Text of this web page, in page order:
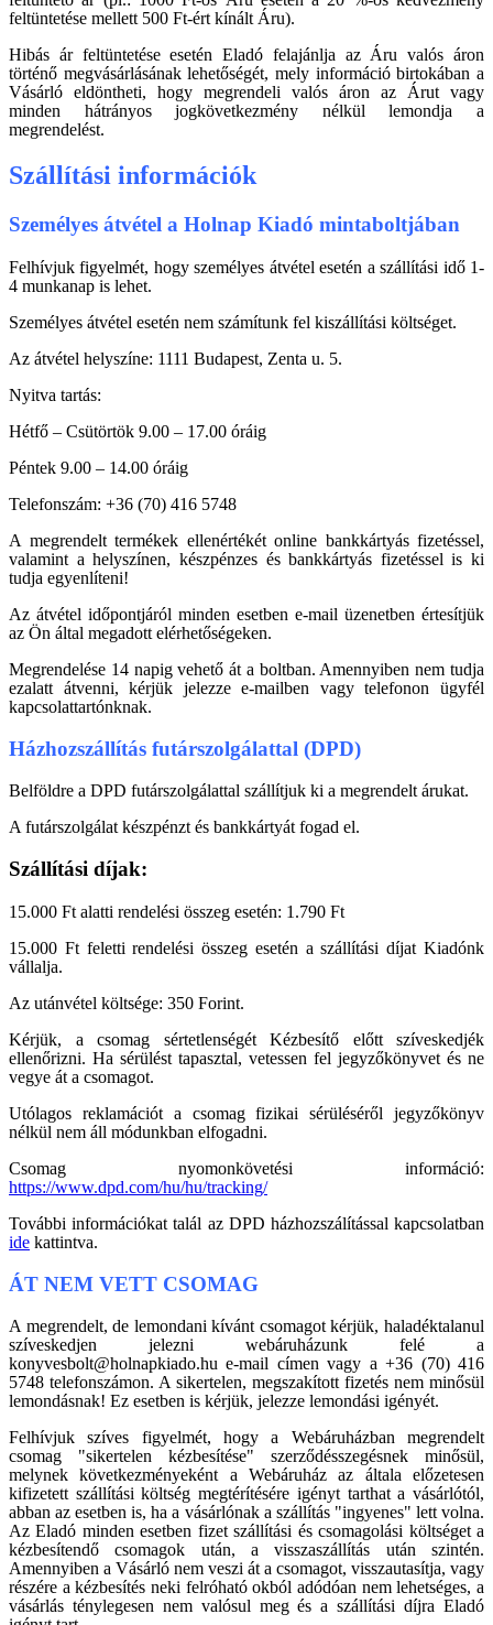
feltüntetése mellett 500 Ft-ért kínált Áru).
Hibás ár feltüntetése esetén Eladó felajánlja az Áru valós áron
történő megvásárlásának lehetőségét, mely információ birtokában a
Vásárló eldöntheti, hogy megrendeli valós áron az Árut vagy
minden hátrányos jogkövetkezmény nélkül lemondja a
megrendelést.
Szállítási információk
Személyes átvétel a Holnap Kiadó mintaboltjában
Felhívjuk figyelmét, hogy személyes átvétel esetén a szállítási idő 1-
4 munkanap is lehet.
Személyes átvétel esetén nem számítunk fel kiszállítási költséget.
Az átvétel helyszíne: 1111 Budapest, Zenta u. 5.
Nyitva tartás:
Hétfő – Csütörtök 9.00 – 17.00 óráig
Péntek 9.00 – 14.00 óráig
Telefonszám: +36 (70) 416 5748
A megrendelt termékek ellenértékét online bankkártyás fizetéssel,
valamint a helyszínen, készpénzes és bankkártyás fizetéssel is ki
tudja egyenlíteni!
Az átvétel időpontjáról minden esetben e-mail üzenetben értesítjük
az Ön által megadott elérhetőségeken.
Megrendelése 14 napig vehető át a boltban. Amennyiben nem tudja
ezalatt átvenni, kérjük jelezze e-mailben vagy telefonon ügyfél
kapcsolattartónknak.
Házhozszállítás futárszolgálattal (DPD)
Belföldre a DPD futárszolgálattal szállítjuk ki a megrendelt árukat.
A futárszolgálat készpénzt és bankkártyát fogad el.
Szállítási díjak:
15.000 Ft alatti rendelési összeg esetén: 1.790 Ft
15.000 Ft feletti rendelési összeg esetén a szállítási díjat Kiadónk
vállalja.
Az utánvétel költsége: 350 Forint.
Kérjük, a csomag sértetlenségét Kézbesítő előtt szíveskedjék
ellenőrizni. Ha sérülést tapasztal, vetessen fel jegyzőkönyvet és ne
vegye át a csomagot.
Utólagos reklamációt a csomag fizikai sérüléséről jegyzőkönyv
nélkül nem áll módunkban elfogadni.
Csomag nyomonkövetési információ:
https://www.dpd.com/hu/hu/tracking/
További információkat talál az DPD házhozszálítással kapcsolatban
ide kattintva.
ÁT NEM VETT CSOMAG
A megrendelt, de lemondani kívánt csomagot kérjük, haladéktalanul
szíveskedjen jelezni webáruházunk felé a
konyvesbolt@holnapkiado.hu e-mail címen vagy a +36 (70) 416
5748 telefonszámon. A sikertelen, megszakított fizetés nem minősül
lemondásnak! Ez esetben is kérjük, jelezze lemondási igényét.
Felhívjuk szíves figyelmét, hogy a Webáruházban megrendelt
csomag "sikertelen kézbesítése" szerződésszegésnek minősül,
melynek következményeként a Webáruház az általa előzetesen
kifizetett szállítási költség megtérítésére igényt tarthat a vásárlótól,
abban az esetben is, ha a vásárlónak a szállítás "ingyenes" lett volna.
Az Eladó minden esetben fizet szállítási és csomagolási költséget a
kézbesítendő csomagok után, a visszaszállítás után szintén.
Amennyiben a Vásárló nem veszi át a csomagot, visszautasítja, vagy
részére a kézbesítés neki felróható okból adódóan nem lehetséges, a
vásárlás ténylegesen nem valósul meg és a szállítási díjra Eladó